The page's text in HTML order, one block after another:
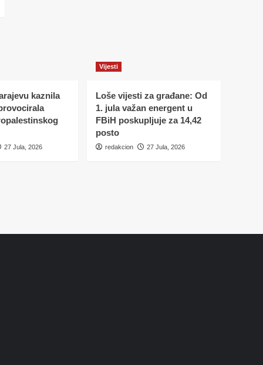
kaznila
27 Jula, 2026
Vijesti
Loše vijesti za građane: Od
1. jula važan energent u
FBiH poskupljuje za 14,42
posto
redakcion 27 Jula, 2026